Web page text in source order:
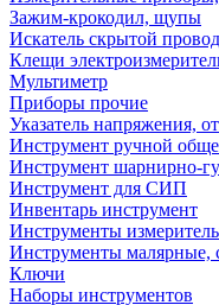
Зажим-крокодил, щупы
Искатель скрытой
Клещи
Мультиметр
Приборы прочие
Указатель напряжения,
Инструмент ручной
Инструмент шарнирно-
Инструмент для СИП
Инвентарь инструмент
Инструменты
Инструменты малярные,
Ключи
Наборы инструментов